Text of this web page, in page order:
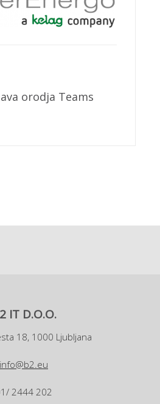
orodja Teams
IT D.O.O.
18, 1000 Ljubljana
info@b2.eu
2444 202